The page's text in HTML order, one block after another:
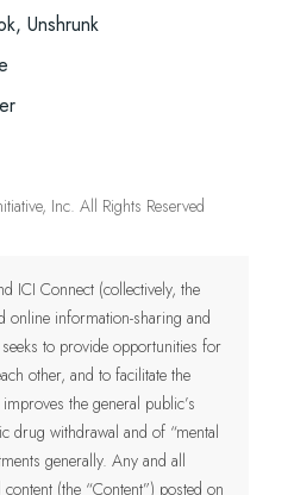
Unshrunk
Inc. All Rights Reserved
ICI Connect (collectively, the
online information-sharing and
to provide opportunities for
other, and to facilitate the
the general public’s
drug withdrawal and of “mental
generally. Any and all
(the “Content”) posted on